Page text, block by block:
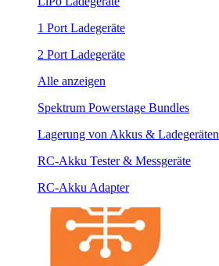
1 Port Ladegeräte
2 Port Ladegeräte
Alle anzeigen
Spektrum Powerstage Bundles
Lagerung von Akkus & Ladegeräten
RC-Akku Tester & Messgeräte
RC-Akku Adapter